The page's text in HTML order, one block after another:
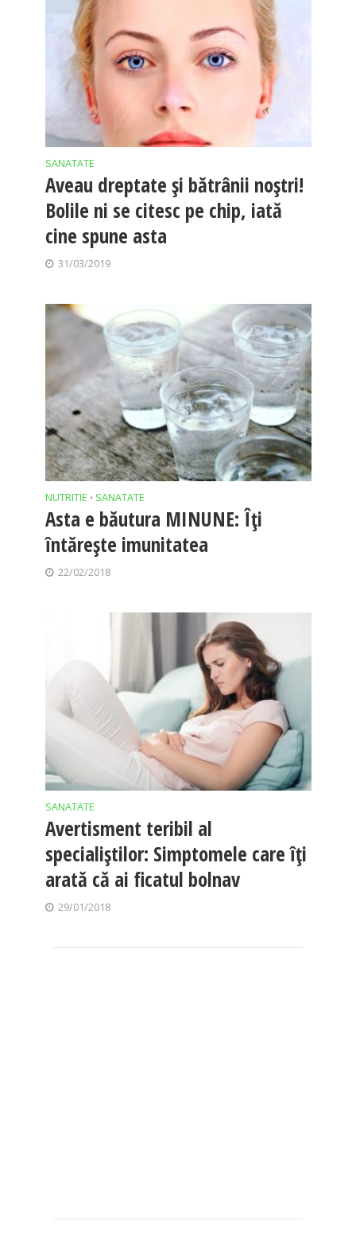
SANATATE
Aveau dreptate și bătrânii noștri!
Bolile ni se citesc pe chip, iată
cine spune asta
31/03/2019
NUTRITIE • SANATATE
Asta e băutura MINUNE: Îţi
întăreşte imunitatea
22/02/2018
SANATATE
Avertisment teribil al
specialiştilor: Simptomele care îţi
arată că ai ficatul bolnav
29/01/2018